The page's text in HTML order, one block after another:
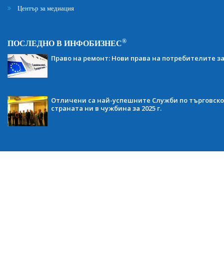
Център за медиация
ПОСЛЕДНО В ИНФОБИЗНЕС®
Право на ремонт: Нови права на потребителите
Отличени са най-успешните Служби по
страната ни в чужбина за 2025 г.